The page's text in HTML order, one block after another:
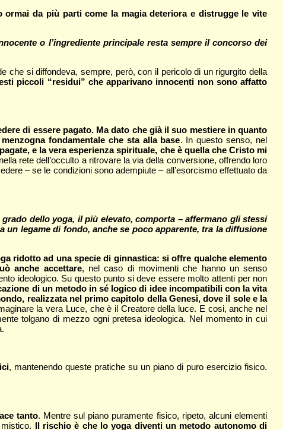
ormai da più parti come la magia deteriora e distrugge le vite
o l’ingrediente principale resta sempre il concorso dei
che si diffondeva, sempre, però, con il pericolo di un rigurgito della
piccoli “residui” che apparivano innocenti non sono affatto
di essere pagato. Ma dato che già il suo mestiere in quanto
fondamentale che sta alla base. In questo senso, nel
e la vera esperienza spirituale, che è quella che Cristo mi
rete dell’occulto a ritrovare la via della conversione, offrendo loro
– se le condizioni sono adempiute – all’esorcismo effettuato da
dello yoga, il più elevato, comporta – affermano gli stessi
legame di fondo, anche se poco apparente, tra la diffusione
ridotto ad una specie di ginnastica: si offre qualche elemento
anche accettare, nel caso di movimenti che hanno un senso
ideologico. Su questo punto si deve essere molto attenti per non
di un metodo in sé logico di idee incompatibili con la vita
realizzata nel primo capitolo della Genesi, dove il sole e la
la vera Luce, che è il Creatore della luce. E cosi, anche nel
tolgano di mezzo ogni pretesa ideologica. Nel momento in cui
, mantenendo queste pratiche su un piano di puro esercizio fisico.
tanto. Mentre sul piano puramente fisico, ripeto, alcuni elementi
Il rischio è che lo yoga diventi un metodo autonomo di